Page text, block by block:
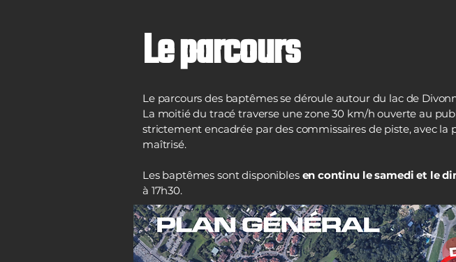
Le parcours
Le parcours des baptêmes se déroule autour du lac de
La moitié du tracé traverse une zone 30 km/h ouverte au
strictement encadrée par des commissaires de piste, avec
maîtrisé.
Les baptêmes sont disponibles en continu le samedi et le
à 17h30.